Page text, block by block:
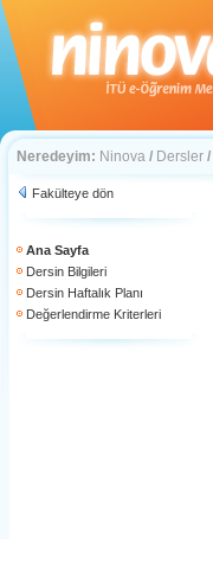
Neredeyim: Ninova / Dersler /
Fakülteye dön
Ana Sayfa
Dersin Bilgileri
Dersin Haftalık Planı
Değerlendirme Kriterleri